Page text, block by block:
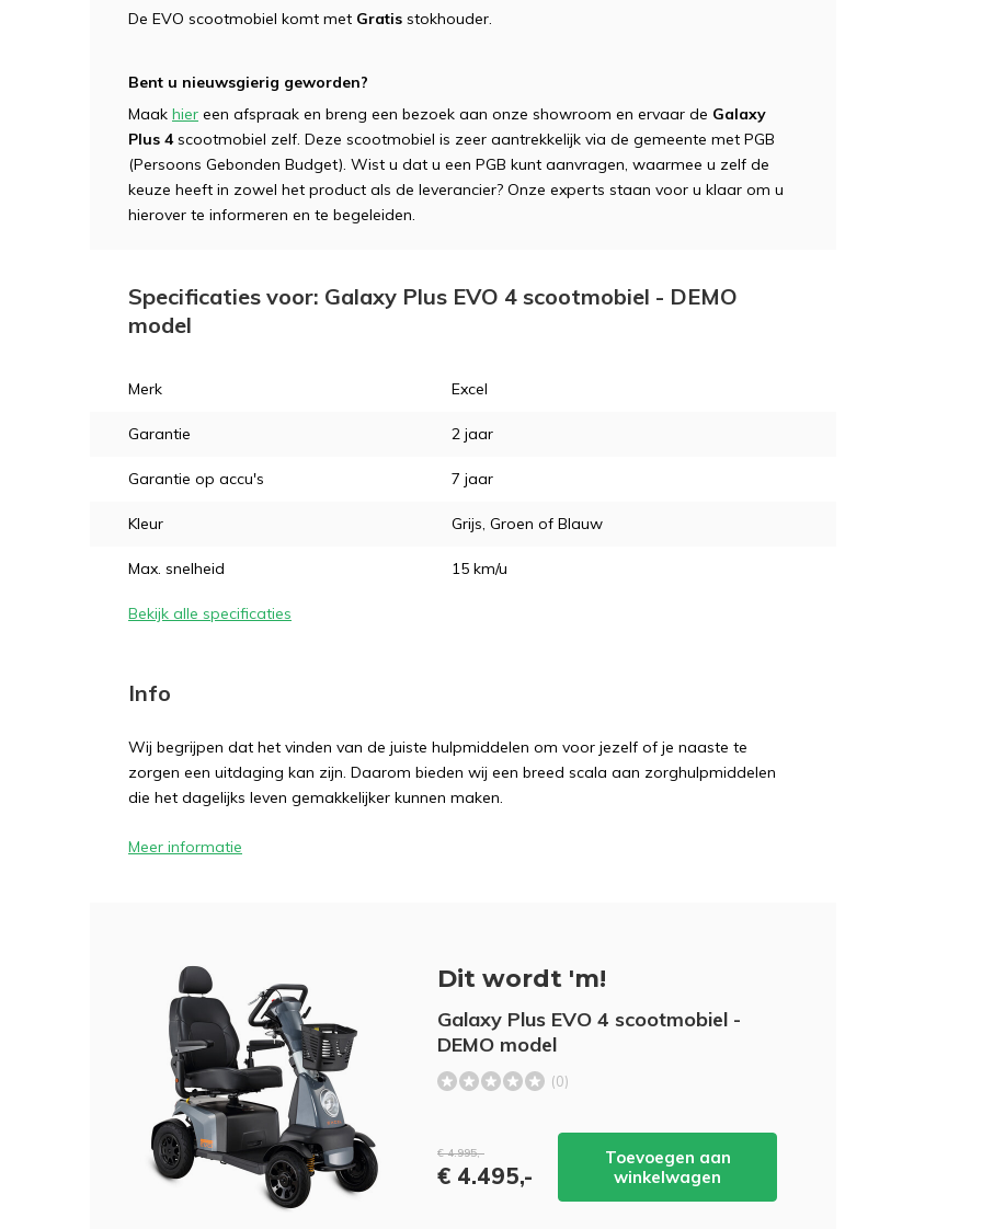
De EVO scootmobiel komt met Gratis stokhouder.
Bent u nieuwsgierig geworden?
Maak hier een afspraak en breng een bezoek aan onze showroom en ervaar de Galaxy
Plus 4 scootmobiel zelf. Deze scootmobiel is zeer aantrekkelijk via de gemeente met PGB
(Persoons Gebonden Budget). Wist u dat u een PGB kunt aanvragen, waarmee u zelf de
keuze heeft in zowel het product als de leverancier? Onze experts staan voor u klaar om u
hierover te informeren en te begeleiden.
Specificaties voor: Galaxy Plus EVO 4 scootmobiel - DEMO
model
Merk Excel
Garantie 2 jaar
Garantie op accu's 7 jaar
Kleur Grijs, Groen of Blauw
Max. snelheid 15 km/u
Bekijk alle specificaties
Info
Wij begrijpen dat het vinden van de juiste hulpmiddelen om voor jezelf of je naaste te
zorgen een uitdaging kan zijn. Daarom bieden wij een breed scala aan zorghulpmiddelen
die het dagelijks leven gemakkelijker kunnen maken.
Meer informatie
Dit wordt 'm!
Galaxy Plus EVO 4 scootmobiel -
DEMO model
(0)
€ 4.995,-
€ 4.495,-
Toevoegen aan
winkelwagen